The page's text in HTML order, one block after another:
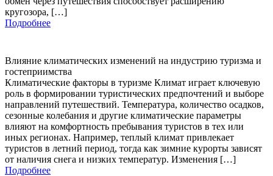
кругозора, […]
Подробнее
Влияние климатических изменений на индустрию туризма и
гостеприимства
Климатические факторы в туризме Климат играет ключевую
роль в формировании туристических предпочтений и выборе
направлений путешествий. Температура, количество осадков,
сезонные колебания и другие климатические параметры
влияют на комфортность пребывания туристов в тех или
иных регионах. Например, теплый климат привлекает
туристов в летний период, тогда как зимние курорты зависят
от наличия снега и низких температур. Изменения […]
Подробнее